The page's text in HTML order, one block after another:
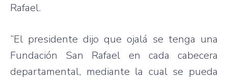
Rafael.
“El presidente dijo que ojalá se tenga una
Fundación San Rafael en cada cabecera
departamental, mediante la cual se pueda